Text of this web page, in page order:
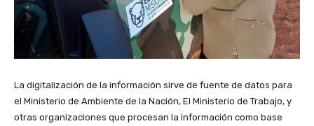
La digitalización de la información sirve de fuente de datos para
el Ministerio de Ambiente de la Nación, El Ministerio de Trabajo, y
otras organizaciones que procesan la información como base